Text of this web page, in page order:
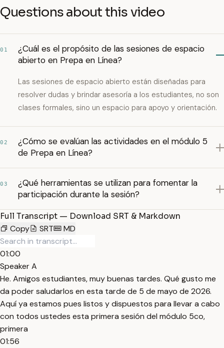
Questions about this video
01
¿Cuál es el propósito de las sesiones de espacio
abierto en Prepa en Línea?
Las sesiones de espacio abierto están diseñadas para
resolver dudas y brindar asesoría a los estudiantes, no son
clases formales, sino un espacio para apoyo y orientación.
02
¿Cómo se evalúan las actividades en el módulo 5
de Prepa en Línea?
03
¿Qué herramientas se utilizan para fomentar la
participación durante la sesión?
Full Transcript — Download SRT & Markdown
Copy
SRT MD
01:00
Speaker A
He. Amigos estudiantes, muy buenas tardes. Qué gusto me
da poder saludarlos en esta tarde de 5 de mayo de 2026.
Aquí ya estamos pues listos y dispuestos para llevar a cabo
con todos ustedes esta primera sesión del módulo 5co,
primera
01:56